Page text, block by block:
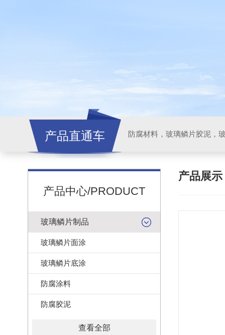
产品直通车
产品中心/PRODUCT
玻璃鳞片制品
玻璃鳞片面涂
玻璃鳞片底涂
防腐涂料
防腐胶泥
查看全部
产品展示